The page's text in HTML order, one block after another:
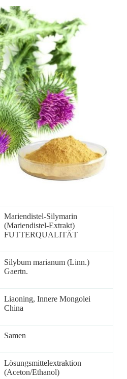
Mariendistel-Silymarin
(Mariendistel-Extrakt)
FUTTERQUALITÄT
Silybum marianum (Linn.)
Gaertn.
Liaoning, Innere Mongolei
China
Samen
Lösungsmittelextraktion
(Aceton/Ethanol)